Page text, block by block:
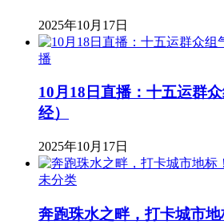
2025年10月17日
播
10月18日直播：十五运群
经）
2025年10月17日
未分类
奔跑珠水之畔，打卡城市